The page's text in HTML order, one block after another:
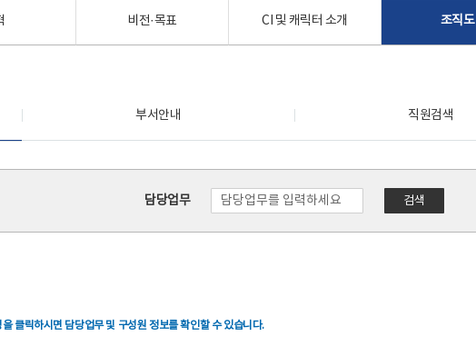
비전·목표 CI 및 캐릭터 소개 조직도
부서안내 직원검색
담당업무 검색
클릭하시면 담당업무 및 구성원 정보를 확인할 수 있습니다.